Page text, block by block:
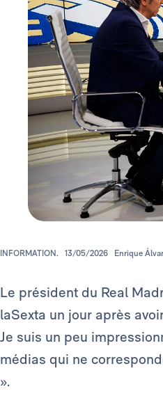
INFORMATION. 13/05/2026 Enrique
Le président du Real
laSexta un jour après
Je suis un peu
médias qui ne
».